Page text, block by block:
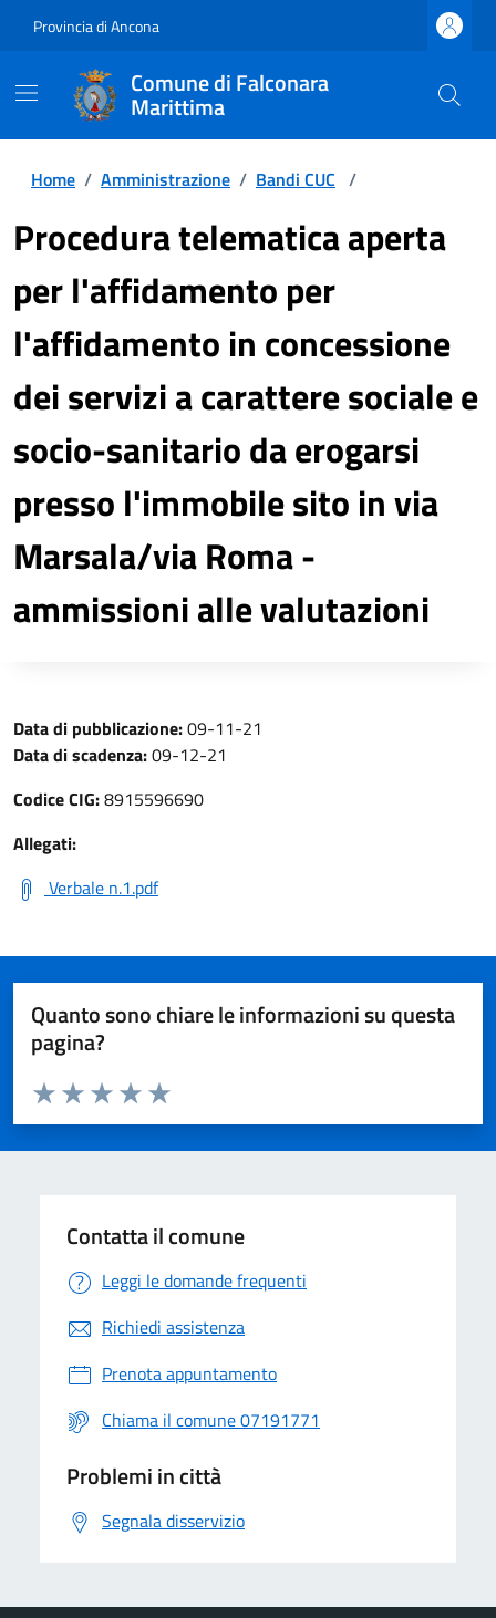
Provincia di Ancona
Comune di Falconara
Marittima
Home / Amministrazione / Bandi CUC /
Procedura telematica aperta
per l'affidamento per
l'affidamento in concessione
dei servizi a carattere sociale e
socio-sanitario da erogarsi
presso l'immobile sito in via
Marsala/via Roma -
ammissioni alle valutazioni
Data di pubblicazione:09-11-21
Data di scadenza:09-12-21
Codice CIG:8915596690
Allegati:
Verbale n.1.pdf
Quanto sono chiare le informazioni su questa
pagina?
Valuta da 1 a 5 stelle la pagina
Valuta 5 stelle su 5
Valuta 4 stelle su 5
Valuta 3 stelle su 5
Valuta 2 stelle su 5
Valuta 1 stelle su 5
Contatta il comune
Leggi le domande frequenti
Richiedi assistenza
Prenota appuntamento
Chiama il comune 07191771
Problemi in città
Segnala disservizio